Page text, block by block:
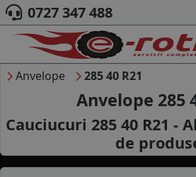
ACASA
DESPRE NOI
ANVELOPE
AUTO
CAMION
MOTO
0727 347 488
Anvelope 285 40 R21
Anvelope 285
Cauciucuri 285 40 R21 -
de